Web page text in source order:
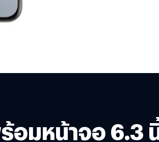
อมหน้าจอ 6.3